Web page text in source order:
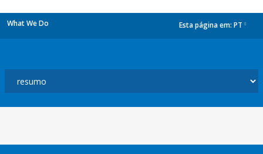
What We Do Esta página em: PT